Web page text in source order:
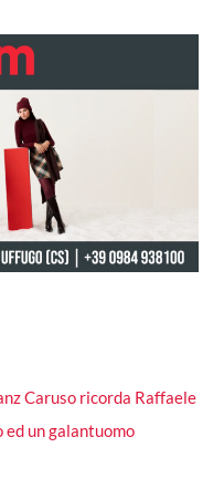
Caruso ricorda Raffaele
ed un galantuomo